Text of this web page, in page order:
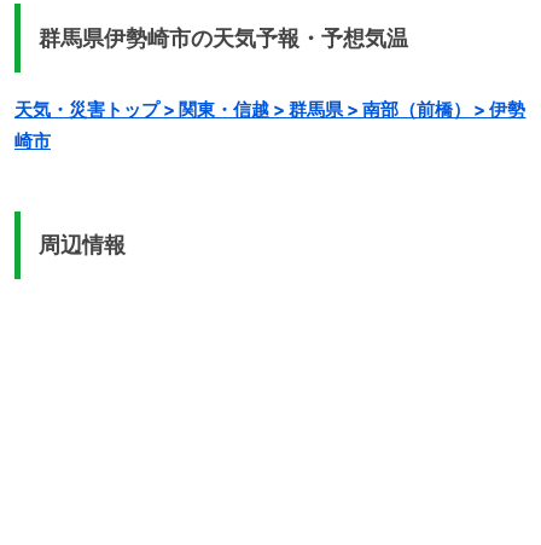
群馬県伊勢崎市の天気予報・予想気温
天気・災害トップ > 関東・信越 > 群馬県 > 南部（前橋） > 伊勢
崎市
周辺情報